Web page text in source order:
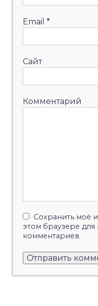
Email *
Сайт
Комментарий
Сохранить моё
этом браузере
комментариев.